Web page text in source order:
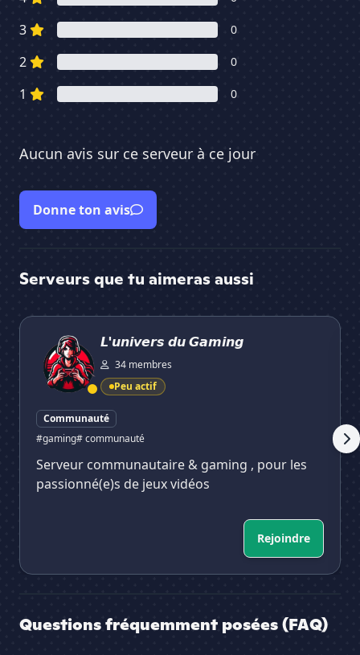
3 0
2 0
1 0
Aucun avis sur ce serveur à ce jour
Donne ton avis
Serveurs que tu aimeras aussi
𝙇'𝙪𝙣𝙞𝙫𝙚𝙧𝙨 𝙙𝙪 𝙂𝙖𝙢𝙞𝙣𝙜
𝙇'𝙪𝙣𝙞𝙫𝙚𝙧𝙨 𝙙𝙪 𝙂𝙖𝙢𝙞𝙣𝙜
34 membres
Peu actif
Communauté
#gaming# communauté
Serveur communautaire & gaming , pour les
passionné(e)s de jeux vidéos
Rejoindre
Questions fréquemment posées (FAQ)